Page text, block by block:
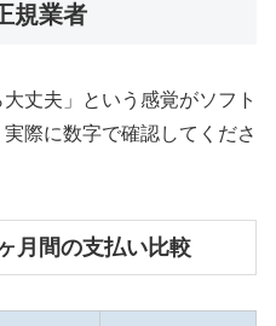
規業者
丈夫」という感覚がソフト
際に数字で確認してくださ
月間の支払い比較